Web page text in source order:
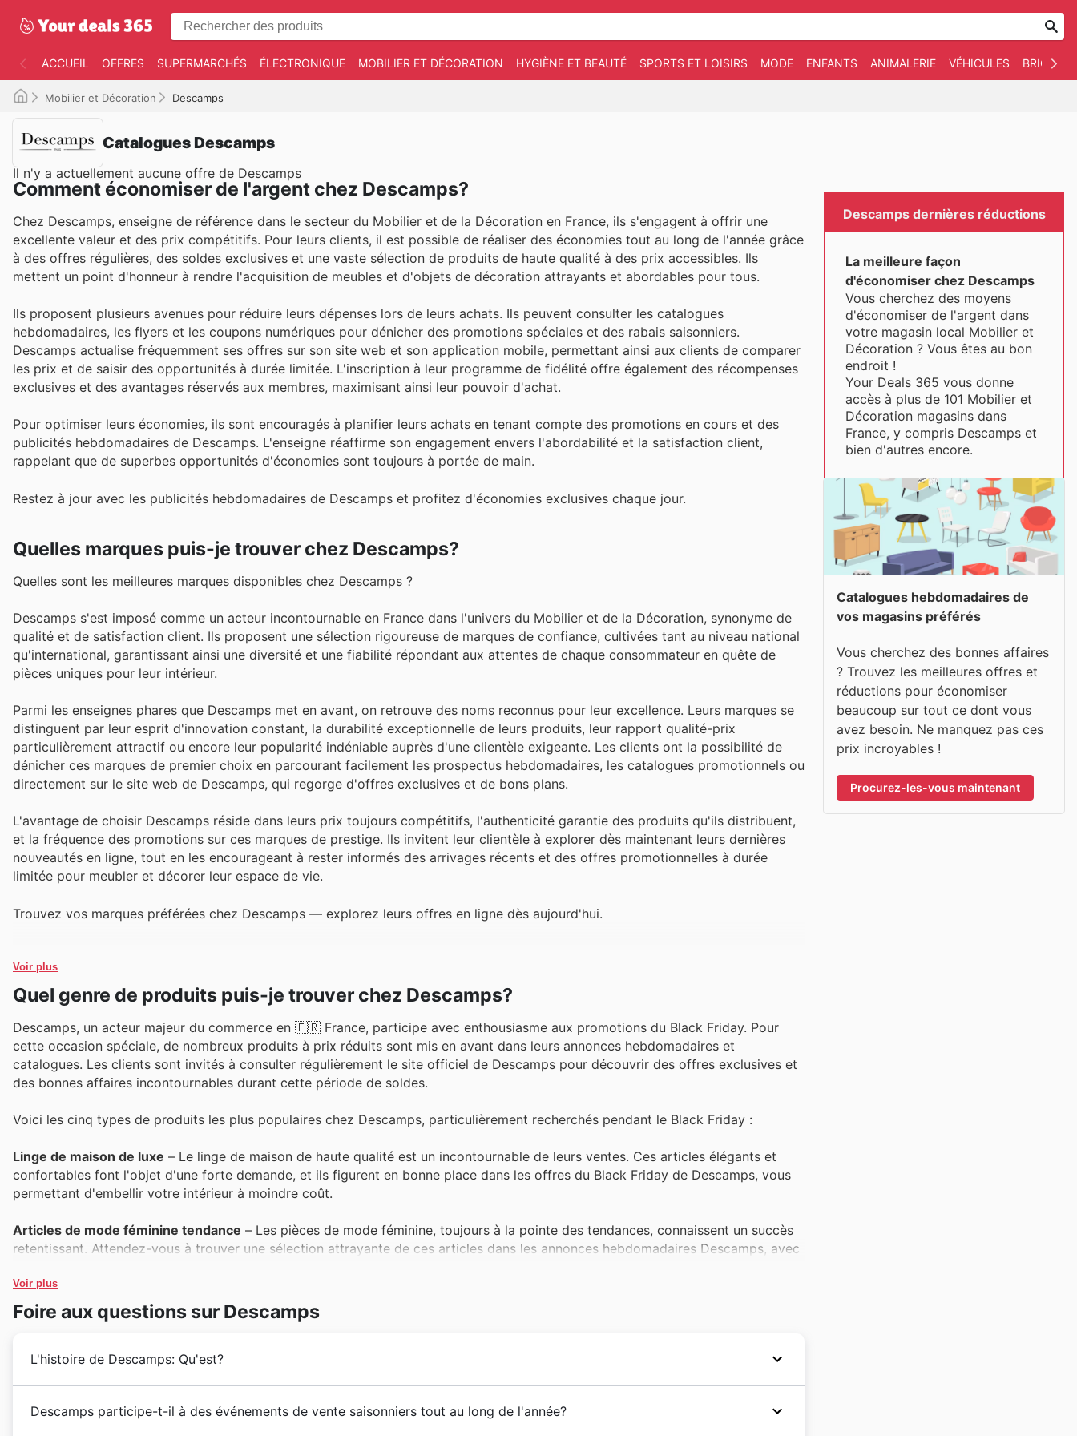
ACCUEIL OFFRES SUPERMARCHÉS ÉLECTRONIQUE MOBILIER ET DÉCORATION HYGIÈNE ET BEAUTÉ SPORTS ET LOISIRS MODE ENFANTS ANIMALERIE VÉHICULES
Mobilier et Décoration Descamps
Catalogues Descamps
Il n'y a actuellement aucune offre de Descamps
Comment économiser de l'argent chez Descamps?
Chez Descamps, enseigne de référence dans le secteur du Mobilier et de la Décoration en France, ils s'engagent à offrir une
excellente valeur et des prix compétitifs. Pour leurs clients, il est possible de réaliser des économies tout au long de l'année grâce
à des offres régulières, des soldes exclusives et une vaste sélection de produits de haute qualité à des prix accessibles. Ils
mettent un point d'honneur à rendre l'acquisition de meubles et d'objets de décoration attrayants et abordables pour tous.
Ils proposent plusieurs avenues pour réduire leurs dépenses lors de leurs achats. Ils peuvent consulter les catalogues
hebdomadaires, les flyers et les coupons numériques pour dénicher des promotions spéciales et des rabais saisonniers.
Descamps actualise fréquemment ses offres sur son site web et son application mobile, permettant ainsi aux clients de comparer
les prix et de saisir des opportunités à durée limitée. L'inscription à leur programme de fidélité offre également des récompenses
exclusives et des avantages réservés aux membres, maximisant ainsi leur pouvoir d'achat.
Pour optimiser leurs économies, ils sont encouragés à planifier leurs achats en tenant compte des promotions en cours et des
publicités hebdomadaires de Descamps. L'enseigne réaffirme son engagement envers l'abordabilité et la satisfaction client,
rappelant que de superbes opportunités d'économies sont toujours à portée de main.
Restez à jour avec les publicités hebdomadaires de Descamps et profitez d'économies exclusives chaque jour.
Quelles marques puis-je trouver chez Descamps?
Quelles sont les meilleures marques disponibles chez Descamps ?
Descamps s'est imposé comme un acteur incontournable en France dans l'univers du Mobilier et de la Décoration, synonyme de
qualité et de satisfaction client. Ils proposent une sélection rigoureuse de marques de confiance, cultivées tant au niveau national
qu'international, garantissant ainsi une diversité et une fiabilité répondant aux attentes de chaque consommateur en quête de
pièces uniques pour leur intérieur.
Parmi les enseignes phares que Descamps met en avant, on retrouve des noms reconnus pour leur excellence. Leurs marques se
distinguent par leur esprit d'innovation constant, la durabilité exceptionnelle de leurs produits, leur rapport qualité-prix
particulièrement attractif ou encore leur popularité indéniable auprès d'une clientèle exigeante. Les clients ont la possibilité de
dénicher ces marques de premier choix en parcourant facilement les prospectus hebdomadaires, les catalogues promotionnels ou
directement sur le site web de Descamps, qui regorge d'offres exclusives et de bons plans.
L'avantage de choisir Descamps réside dans leurs prix toujours compétitifs, l'authenticité garantie des produits qu'ils distribuent,
et la fréquence des promotions sur ces marques de prestige. Ils invitent leur clientèle à explorer dès maintenant leurs dernières
nouveautés en ligne, tout en les encourageant à rester informés des arrivages récents et des offres promotionnelles à durée
limitée pour meubler et décorer leur espace de vie.
Trouvez vos marques préférées chez Descamps — explorez leurs offres en ligne dès aujourd'hui.
Voir plus
Quel genre de produits puis-je trouver chez Descamps?
Descamps, un acteur majeur du commerce en 🇫🇷 France, participe avec enthousiasme aux promotions du Black Friday. Pour
cette occasion spéciale, de nombreux produits à prix réduits sont mis en avant dans leurs annonces hebdomadaires et
catalogues. Les clients sont invités à consulter régulièrement le site officiel de Descamps pour découvrir des offres exclusives et
des bonnes affaires incontournables durant cette période de soldes.
Voici les cinq types de produits les plus populaires chez Descamps, particulièrement recherchés pendant le Black Friday :
Linge de maison de luxe – Le linge de maison de haute qualité est un incontournable de leurs ventes. Ces articles élégants et
confortables font l'objet d'une forte demande, et ils figurent en bonne place dans les offres du Black Friday de Descamps, vous
permettant d'embellir votre intérieur à moindre coût.
Articles de mode féminine tendance – Les pièces de mode féminine, toujours à la pointe des tendances, connaissent un succès
retentissant. Attendez-vous à trouver une sélection attrayante de ces articles dans les annonces hebdomadaires Descamps, avec
Accessoires de mode raffinés – Les accessoires tels que foulards, ceintures et maroquinerie ajoutent une touche d'élégance.
Leur popularité auprès des clients Descamps est indéniable, et ils sont régulièrement inclus dans les catalogues promotionnels,
offrant une chance idéale de sublimer votre espace de vie.
Voir plus
Foire aux questions sur Descamps
L'histoire de Descamps: Qu'est?
forgée une réputation d'artisanat d'exception dans l'univers du linge de maison, destextiles de décoration
Descamps participe-t-il à des événements de vente saisonniers tout au long de l'année?
Descamps dernières réductions
La meilleure façon
d'économiser chez Descamps
Vous cherchez des moyens
d'économiser de l'argent dans
votre magasin local Mobilier et
Décoration ? Vous êtes au bon
endroit !
Your Deals 365 vous donne
accès à plus de 101 Mobilier et
Décoration magasins dans
France, y compris Descamps et
bien d'autres encore.
Catalogues hebdomadaires de
vos magasins préférés
Vous cherchez des bonnes affaires
? Trouvez les meilleures offres et
réductions pour économiser
beaucoup sur tout ce dont vous
avez besoin. Ne manquez pas ces
prix incroyables !
Procurez-les-vous maintenant